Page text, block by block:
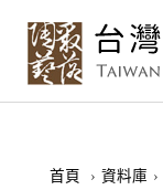
首頁 › 資料庫 ›